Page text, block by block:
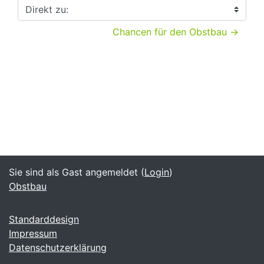
Direkt zu:
Chancen für den Obstbau →
Sie sind als Gast angemeldet (Login)
Obstbau
Standarddesign
Impressum
Datenschutzerklärung